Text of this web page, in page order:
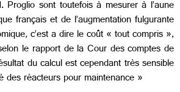
Proglio sont toutefois à mesurer à l’aune
français et de l’augmentation fulgurante
,c’est a dire le coût « tout compris »,
le rapport de la Cour des comptes de
du calcul est cependant très sensible
des réacteurs pour maintenance »